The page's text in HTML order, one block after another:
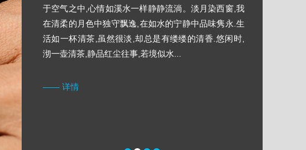
于空气之中,心情如溪水一样静静流淌。淡月染西窗,我
在清柔的月色中独守飘逸,在如水的宁静中品味隽永.生
活如一杯清茶,虽然很淡,却总是有缕缕的清香.悠闲时,
沏一壶清茶,静品红尘往事,若境似水...
—— 详情